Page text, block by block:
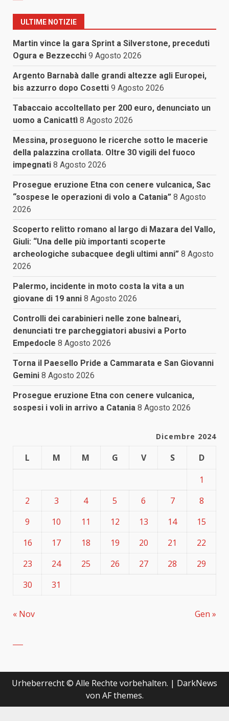
ULTIME NOTIZIE
Martin vince la gara Sprint a Silverstone, preceduti
Ogura e Bezzecchi 9 Agosto 2026
Argento Barnabà dalle grandi altezze agli Europei,
bis azzurro dopo Cosetti 9 Agosto 2026
Tabaccaio accoltellato per 200 euro, denunciato un
uomo a Canicattì 8 Agosto 2026
Messina, proseguono le ricerche sotto le macerie
della palazzina crollata. Oltre 30 vigili del fuoco
impegnati 8 Agosto 2026
Prosegue eruzione Etna con cenere vulcanica, Sac
“sospese le operazioni di volo a Catania” 8 Agosto
2026
Scoperto relitto romano al largo di Mazara del Vallo,
Giuli: “Una delle più importanti scoperte
archeologiche subacquee degli ultimi anni” 8 Agosto
2026
Palermo, incidente in moto costa la vita a un
giovane di 19 anni 8 Agosto 2026
Controlli dei carabinieri nelle zone balneari,
denunciati tre parcheggiatori abusivi a Porto
Empedocle 8 Agosto 2026
Torna il Paesello Pride a Cammarata e San Giovanni
Gemini 8 Agosto 2026
Prosegue eruzione Etna con cenere vulcanica,
sospesi i voli in arrivo a Catania 8 Agosto 2026
Dicembre 2024
L M M G V S
D
1
2
3 4 5 6 7
8
9
10 11 12 13 14
15
16
17 18 19 20 21
22
23
24 25 26 27 28
29
30
31
« Nov Gen »
Urheberrecht © Alle Rechte vorbehalten. | DarkNews
von AF themes.